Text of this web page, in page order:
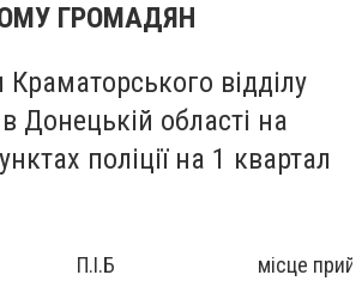
ГРОМАДЯН
відділу
Донецькій області на
поліції на 1 квартал
П.І.Б місце